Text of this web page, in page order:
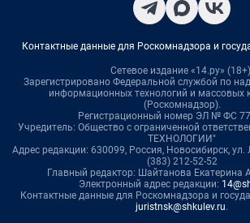
Контактные данные для Роскомнадзора и
Сетевое издание «14.ру»
Зарегистрировано Федеральной службой по
информационных технологий и массовых
(Роскомнадзор).
Регистрационный номер ЭЛ № ФС
Учредитель: Общество с ограниченной
ТЕХНОЛОГИИ"
Адрес редакции: 630099, Россия, Новосибирск, ул.
(383) 212-52-52
Главный редактор: Шайтанова Екатерина
Электронный адрес редакции:
Контактные данные для Роскомнадзора и
juristnsk@shkulev.ru.